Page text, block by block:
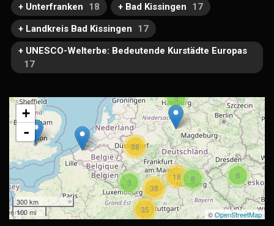
+ Unterfranken
18 + Bad Kissingen
17
+ Landkreis Bad Kissingen
17
+ UNESCO-Welterbe: Bedeutende Kurstädte Europas
17
6
38
5
3
18
8
38
35
+
-
300 km
100 mi
©OpenStreetMap